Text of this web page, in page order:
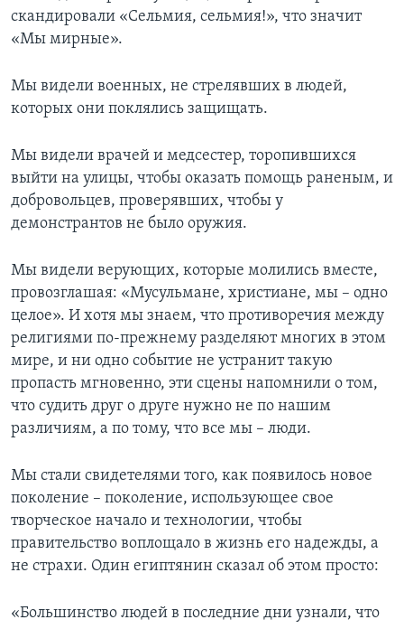
скандировали «Сельмия, сельмия!», что значит
«Мы мирные».
Мы видели военных, не стрелявших в людей,
которых они поклялись защищать.
Мы видели врачей и медсестер, торопившихся
выйти на улицы, чтобы оказать помощь раненым, и
добровольцев, проверявших, чтобы у
демонстрантов не было оружия.
Мы видели верующих, которые молились вместе,
провозглашая: «Мусульмане, христиане, мы – одно
целое». И хотя мы знаем, что противоречия между
религиями по-прежнему разделяют многих в этом
мире, и ни одно событие не устранит такую
пропасть мгновенно, эти сцены напомнили о том,
что судить друг о друге нужно не по нашим
различиям, а по тому, что все мы – люди.
Мы стали свидетелями того, как появилось новое
поколение – поколение, использующее свое
творческое начало и технологии, чтобы
правительство воплощало в жизнь его надежды, а
не страхи. Один египтянин сказал об этом просто:
«Большинство людей в последние дни узнали, что